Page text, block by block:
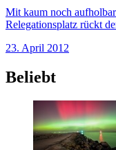
Mit kaum noch
Relegationsplatz rückt
23. April 2012
Beliebt